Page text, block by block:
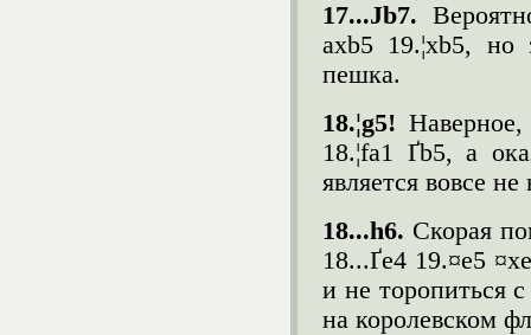
17...Јb7.
axb5 19.¦xb5, но
пешка.
18.¦g5!
18.¦fa1 Ґb5, а
является вовсе
18...h6. Скорая
18...Ґe4 19.¤e5
и не торопиться
на королевском